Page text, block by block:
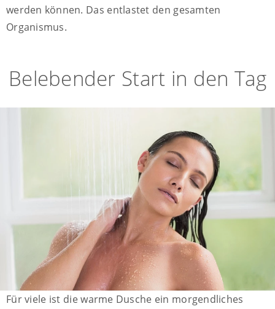
werden können. Das entlastet den gesamten
Organismus.
Belebender Start in den Tag
Für viele ist die warme Dusche ein morgendliches